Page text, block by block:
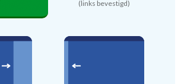
(links bevestigd)